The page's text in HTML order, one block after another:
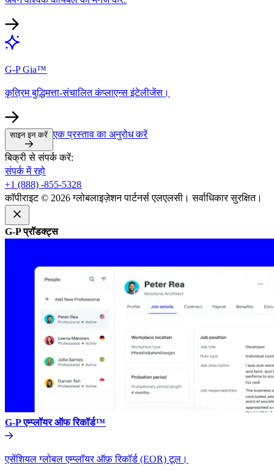
G-P Gia™​​
कृत्रिम बुद्धिमत्ता-संचालित कंप्लाएन्स इंटेलीजेंस।​​
साइन इन करें​​ एक प्रस्ताव का अनुरोध करें​​
बिक्री से संपर्क करें:​​
संपर्क में रहो​​
+1 (888) -855-5328​​
कॉपीराइट © 2026 ग्लोबलाइज़ेशन पार्टनर्स एलएलसी। सर्वाधिकार सुरक्षित।​​
G-P प्रॉडक्ट्स​​
G-P एम्प्लॉयर ऑफ रिकॉर्ड™​​
एसेंशियल ग्लोबल एम्प्लॉयर ऑफ़ रिकॉर्ड (EOR) टूल।​​